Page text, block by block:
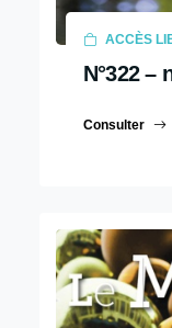
ACCÈS
N°322 –
Consulter